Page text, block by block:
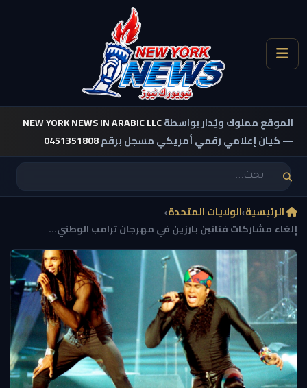
الموقع مملوك ويُدار بواسطةNEW YORK NEWS IN ARABIC LLC
— كيان إعلامي رقمي أمريكي مسجل برقم0451351808
الرئيسية›الولايات المتحدة›
إلغاء مشاركات فنانين بارزين في مهرجان ترامب الوطني...